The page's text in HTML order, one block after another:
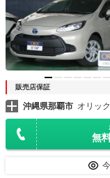
販売店保証
沖縄県那覇市 オリッ
無